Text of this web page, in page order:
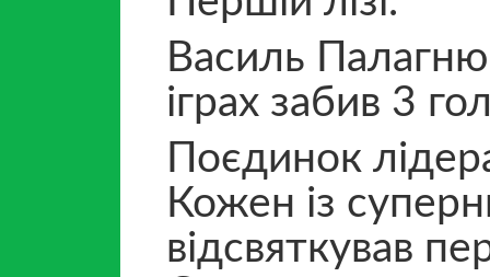
Василь
іграх забив 3
Поєдинок
Кожен із
відсвяткував